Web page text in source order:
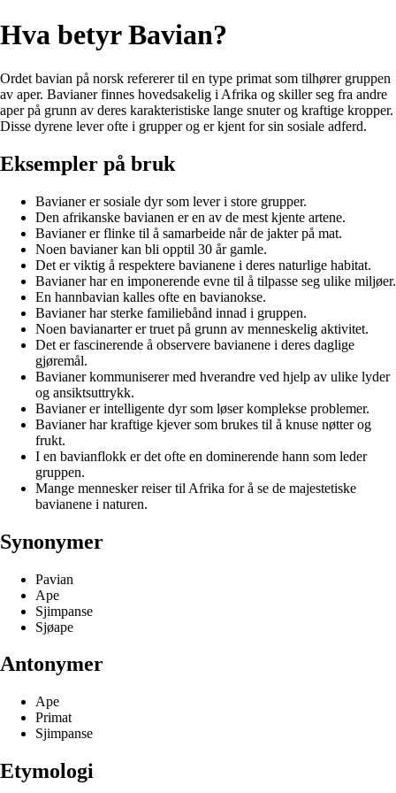
Hva betyr Bavian?
Ordet bavian på norsk refererer til en type primat som tilhører gruppen
av aper. Bavianer finnes hovedsakelig i Afrika og skiller seg fra andre
aper på grunn av deres karakteristiske lange snuter og kraftige kropper.
Disse dyrene lever ofte i grupper og er kjent for sin sosiale adferd.
Eksempler på bruk
Bavianer er sosiale dyr som lever i store grupper.
Den afrikanske bavianen er en av de mest kjente artene.
Bavianer er flinke til å samarbeide når de jakter på mat.
Noen bavianer kan bli opptil 30 år gamle.
Det er viktig å respektere bavianene i deres naturlige habitat.
Bavianer har en imponerende evne til å tilpasse seg ulike miljøer.
En hannbavian kalles ofte en bavianokse.
Bavianer har sterke familiebånd innad i gruppen.
Noen bavianarter er truet på grunn av menneskelig aktivitet.
Det er fascinerende å observere bavianene i deres daglige
gjøremål.
Bavianer kommuniserer med hverandre ved hjelp av ulike lyder
og ansiktsuttrykk.
Bavianer er intelligente dyr som løser komplekse problemer.
Bavianer har kraftige kjever som brukes til å knuse nøtter og
frukt.
I en bavianflokk er det ofte en dominerende hann som leder
gruppen.
Mange mennesker reiser til Afrika for å se de majestetiske
bavianene i naturen.
Synonymer
Pavian
Ape
Sjimpanse
Sjøape
Antonymer
Ape
Primat
Sjimpanse
Etymologi